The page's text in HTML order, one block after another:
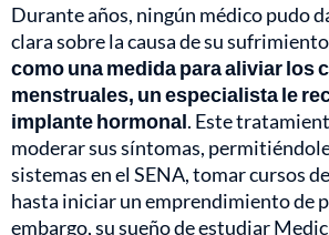
Durante años, ningún médico pudo
clara sobre la causa de su
como una medida para aliviar los
menstruales, un especialista le
implante hormonal. Este
moderar sus síntomas,
sistemas en el SENA, tomar cursos
hasta iniciar un emprendimiento de
embargo, su sueño de estudiar